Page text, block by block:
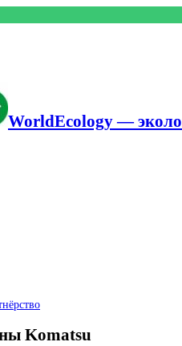
WorldEcology —
Komatsu